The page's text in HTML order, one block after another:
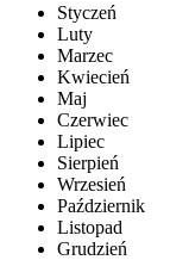
Styczeń
Luty
Marzec
Kwiecień
Maj
Czerwiec
Lipiec
Sierpień
Wrzesień
Październik
Listopad
Grudzień